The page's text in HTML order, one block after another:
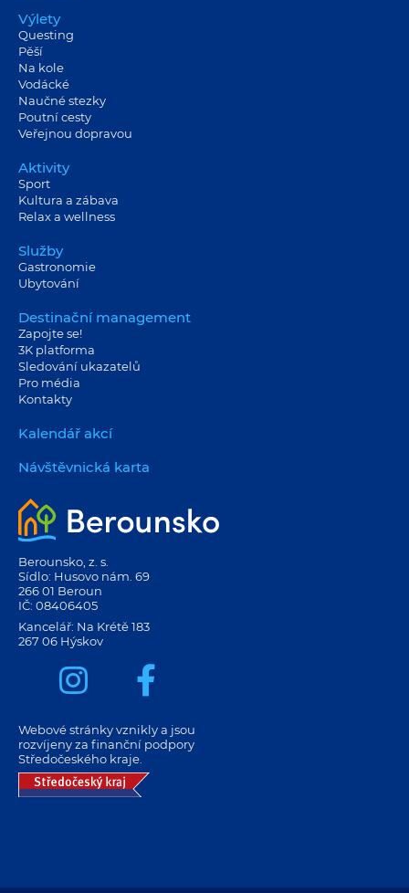
Výlety
Questing
Pěší
Na kole
Vodácké
Naučné stezky
Poutní cesty
Veřejnou dopravou
Aktivity
Sport
Kultura a zábava
Relax a wellness
Služby
Gastronomie
Ubytování
Destinační management
Zapojte se!
3K platforma
Sledování ukazatelů
Pro média
Kontakty
Kalendář akcí
Návštěvnická karta
Berounsko, z. s.
Sídlo: Husovo nám. 69
266 01 Beroun
IČ: 08406405
Kancelář: Na Krétě 183
267 06 Hýskov
Webové stránky vznikly a jsou
rozvíjeny za finanční podpory
Středočeského kraje.